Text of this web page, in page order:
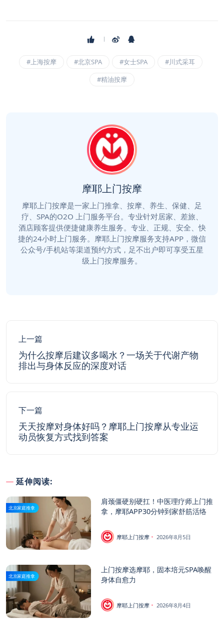
#上海按摩 #北京SPA #女士SPA
#川式采耳
#精油按摩
摩耶上门按摩
摩耶上门按摩是一家上门推拿、按摩、养生、保健、足
疗、SPA的O2O 上门服务平台。专业针对居家、差旅、
酒店顾客提供便捷健康养生服务。专业、正规、安全、快
捷的24小时上门服务。摩耶上门按摩服务支持APP，微信
公众号/手机站等渠道预约方式，足不出户即可享受五星
级上门按摩服务。
上一篇
为什么按摩后建议多喝水？一场关于代谢产物
排出与身体反应的深度对话
下一篇
天天按摩对身体好吗？摩耶上门按摩从专业运
动员恢复方式找到答案
延伸阅读:
北京家庭推拿
肩颈僵硬别硬扛！中医理疗师上门推
拿，摩耶APP30分钟到家舒筋活络
摩耶上门按摩 2026年8月5日
北京家庭推拿
上门按摩选摩耶，固本培元SPA唤醒
身体自愈力
摩耶上门按摩 2026年8月4日